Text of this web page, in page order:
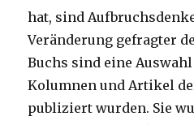
hat, sind
Veränderung gefragter
Buchs sind eine
Kolumnen und Artikel
publiziert wurden. Sie